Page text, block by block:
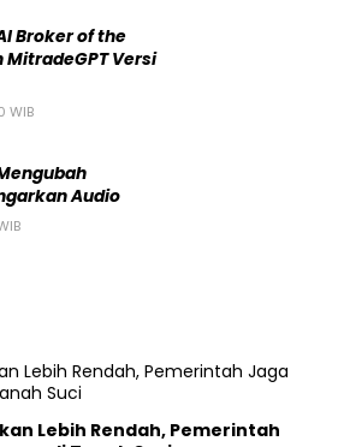
Audio
WIB
Kabinet Prabowo Baru
Bisa Berlanjut
WIB